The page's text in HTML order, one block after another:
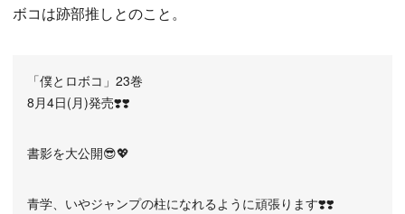
ボコは跡部推しとのこと。
「僕とロボコ」23巻
8月4日(月)発売❣️❣️
書影を大公開😎💖
青学、いやジャンプの柱になれるように頑張ります❣️❣️